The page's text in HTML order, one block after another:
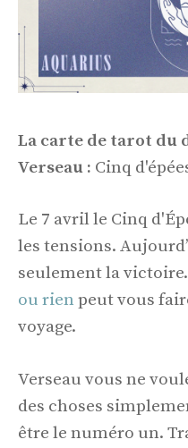
La carte de tarot du
Verseau : Cinq
Le 7 avril le Cinq
les tensions.
seulement la
ou rien peut vous
voyage.
Verseau vous ne
des choses
être le numéro un.